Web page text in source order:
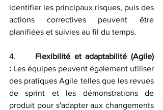
identifier les principaux risques, puis des
actions correctives peuvent être
planifiées et suivies au fil du temps.
4. Flexibilité et adaptabilité (Agile)
: Les équipes peuvent également utiliser
des pratiques Agile telles que les revues
de sprint et les démonstrations de
produit pour s'adapter aux changements